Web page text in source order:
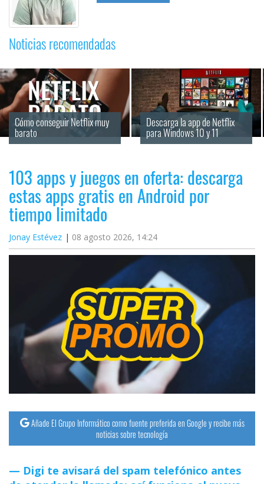
Noticias recomendadas
Cómo conseguir Netflix muy
barato
Descarga la app de Netflix
para Windows 10 y 11
103 apps y juegos en oferta: descarga
estas apps gratis en Android por
tiempo limitado
Jonay Estévez 08 agosto 2026, 14:24
Añade El Grupo Informático como fuente preferida en Google y recibe más
noticias sobre tecnología
Digi te avisará del spam telefónico antes